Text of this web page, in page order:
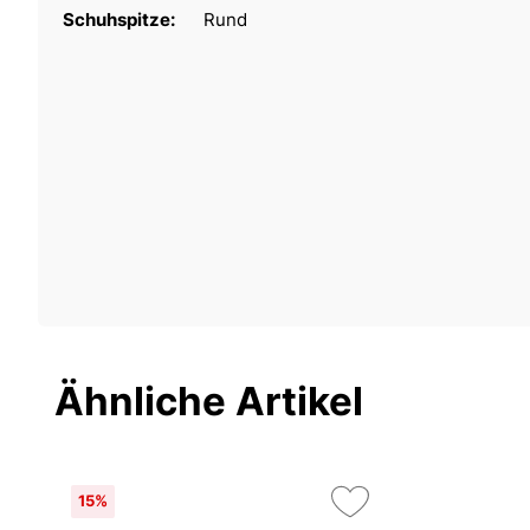
Schuhspitze: Rund
Ähnliche Artikel
15%